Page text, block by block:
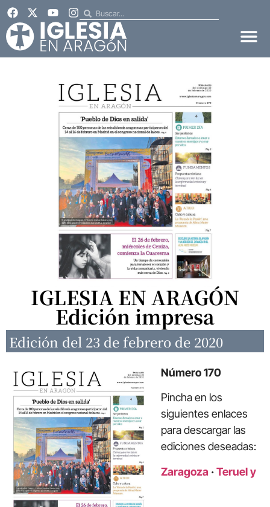
IGLESIA EN ARAGÓN
Edición impresa
Edición del 23 de febrero de 2020
Número 170
Pincha en los
siguientes enlaces
para descargar las
ediciones deseadas:
Zaragoza ·Teruel y